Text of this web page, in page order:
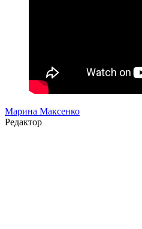
Марина Максенко
Редактор